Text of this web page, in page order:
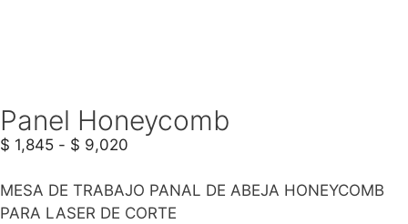
Panel Honeycomb
$ 1,845 - $ 9,020
MESA DE TRABAJO PANAL DE ABEJA HONEYCOMB
PARA LASER DE CORTE